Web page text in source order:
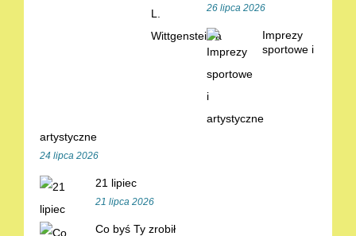
26 lipca 2026
Imprezy
sportowe i
artystyczne
24 lipca 2026
21 lipiec
21 lipca 2026
Co byś Ty zrobił